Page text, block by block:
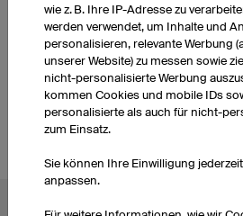
Lauftrikots Damen
Laufhosen Herren
wie z. B. Ihre IP-Adresse zu
werden verwendet, um Inhalte und
personalisieren, relevante Werbung
unserer Website) zu messen sowie
nicht-personalisierte Werbung
kommen Cookies und mobile IDs
personalisierte als auch für nicht-
zum Einsatz.
Sie können Ihre Einwilligung
anpassen.